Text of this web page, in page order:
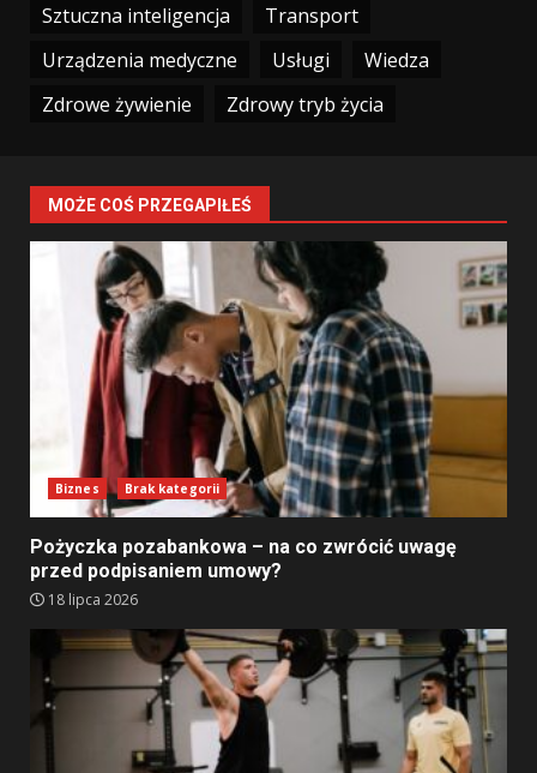
Sztuczna inteligencja
Transport
Urządzenia medyczne
Usługi
Wiedza
Zdrowe żywienie
Zdrowy tryb życia
MOŻE COŚ PRZEGAPIŁEŚ
Biznes Brak kategorii
Pożyczka pozabankowa – na co zwrócić uwagę
przed podpisaniem umowy?
18 lipca 2026